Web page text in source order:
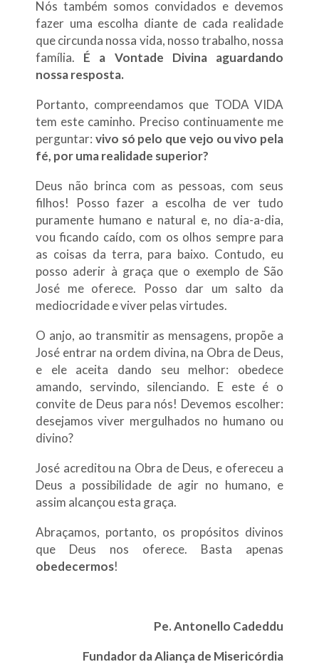
Nós também somos convidados e devemos
fazer uma escolha diante de cada realidade
que circunda nossa vida, nosso trabalho, nossa
família. É a Vontade Divina aguardando
nossa resposta.
Portanto, compreendamos que TODA VIDA
tem este caminho. Preciso continuamente me
perguntar: vivo só pelo que vejo ou vivo pela
fé, por uma realidade superior?
Deus não brinca com as pessoas, com seus
filhos! Posso fazer a escolha de ver tudo
puramente humano e natural e, no dia-a-dia,
vou ficando caído, com os olhos sempre para
as coisas da terra, para baixo. Contudo, eu
posso aderir à graça que o exemplo de São
José me oferece. Posso dar um salto da
mediocridade e viver pelas virtudes.
O anjo, ao transmitir as mensagens, propõe a
José entrar na ordem divina, na Obra de Deus,
e ele aceita dando seu melhor: obedece
amando, servindo, silenciando. E este é o
convite de Deus para nós! Devemos escolher:
desejamos viver mergulhados no humano ou
divino?
José acreditou na Obra de Deus, e ofereceu a
Deus a possibilidade de agir no humano, e
assim alcançou esta graça.
Abraçamos, portanto, os propósitos divinos
que Deus nos oferece. Basta apenas
obedecermos!
Pe. Antonello Cadeddu
Fundador da Aliança de Misericórdia